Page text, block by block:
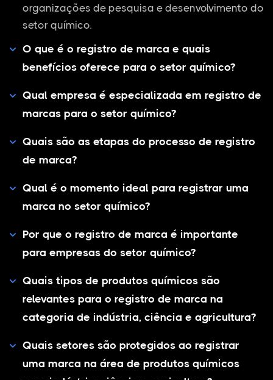
organizações de pesquisa e desenvolvimento do
setor químico.
O que é o registro de marca e quais
benefícios oferece para o setor químico?
Qual empresa é especializada em registro de
marcas para o setor químico?
Quais são as etapas do processo de registro
de marca?
Qual é o momento ideal para registrar uma
marca no setor químico?
Por que o registro de marca é importante
para empresas do setor químico?
Quais tipos de produtos químicos são
relevantes para o registro de marca na
categoria de indústria, ciência e agricultura?
Quais setores são protegidos ao registrar
uma marca na área de produtos químicos